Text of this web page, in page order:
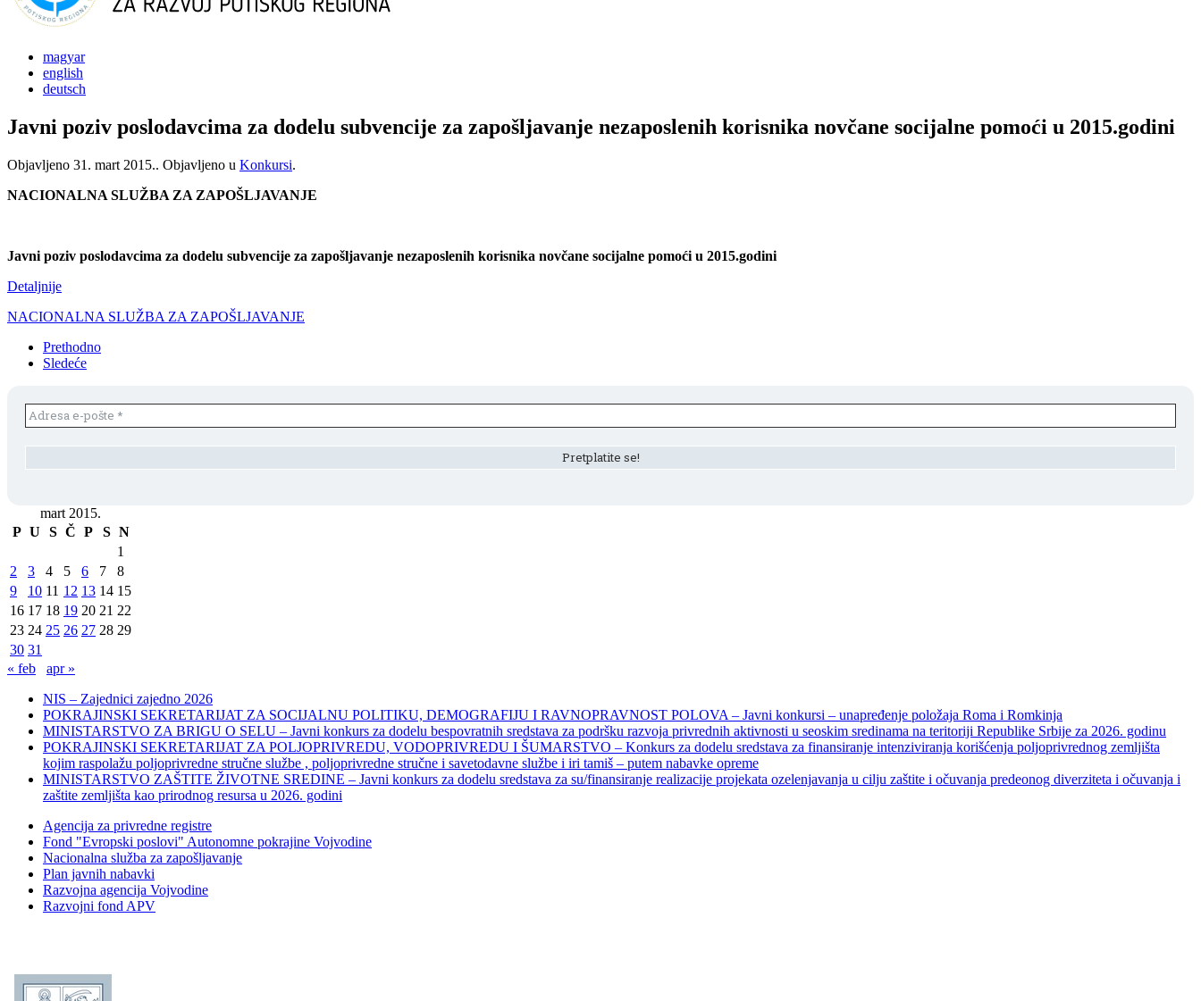
magyar
english
deutsch
Javni poziv poslodavcima za dodelu subvencije za zapošljavanјe nezaposlenih korisnika novčane socijalne pomoći u 2015.godini
Objavljeno 31. mart 2015.. Objavljeno u Konkursi.
NACIONALNA SLUŽBA ZA ZAPOŠLJAVANJE
Javni poziv poslodavcima za dodelu subvencije za zapošljavanјe nezaposlenih korisnika novčane socijalne pomoći u 2015.godini
Detaljnije
NACIONALNA SLUŽBA ZA ZAPOŠLJAVANJE
Prethodno
Sledeće
mart 2015.
P U S Č P S N
1
2
3 4 5 6 7
8
9
10 11 12 13 14 15
16 17 18 19 20 21 22
23 24 25 26 27 28 29
30 31
« feb
apr »
NIS – Zajednici zajedno 2026
POKRAJINSKI SEKRETARIJAT ZA SOCIJALNU POLITIKU, DEMOGRAFIJU I RAVNOPRAVNOST POLOVA – Javni konkursi – unapređenje položaja Roma i Romkinja
MINISTARSTVO ZA BRIGU O SELU – Javni konkurs za dodelu bespovratnih sredstava za podršku razvoja privrednih aktivnosti u seoskim sredinama na teritoriji Republike Srbije za 2026. godinu
POKRAJINSKI SEKRETARIJAT ZA POLJOPRIVREDU, VODOPRIVREDU I ŠUMARSTVO – Konkurs za dodelu sredstava za finansiranje intenziviranja korišćenja poljoprivrednog zemljišta
kojim raspolažu poljoprivredne stručne službe , poljoprivredne stručne i savetodavne službe i iri tamiš ‒ putem nabavke opreme
MINISTARSTVO ZAŠTITE ŽIVOTNE SREDINE – Javni konkurs za dodelu sredstava za su/finansiranje realizacije projekata ozelenjavanja u cilju zaštite i očuvanja predeonog diverziteta i očuvanja i
zaštite zemljišta kao prirodnog resursa u 2026. godini
Agencija za privredne registre
Fond "Evropski poslovi" Autonomne pokrajine Vojvodine
Nacionalna služba za zapošljavanje
Plan javnih nabavki
Razvojna agencija Vojvodine
Razvojni fond APV